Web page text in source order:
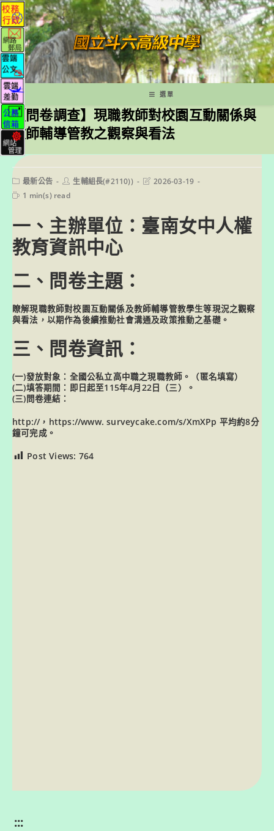
跳
轉
至
主
要
內
容
選單
【問卷調查】現職教師對校園互動關係與
教師輔導管教之觀察與看法
Post
category:
最新公告
Post生輔組長(#2110))
Post2026-03-19
Reading
1 min(s) read
一、主辦單位：臺南女中人權
教育資訊中心
二、問卷主題：
瞭解現職教師對校園互動關係及教師輔導管教學生等現況之觀察
與看法，以期作為後續推動社會溝通及政策推動之基礎。
三、問卷資訊：
(一)發放對象：全國公私立高中職之現職教師。（匿名填寫）
(二)填答期間：即日起至115年4月22日（三）。
(三)問卷連結：
http://，https://www. surveycake.com/s/XmXPp 平均約8分
鐘可完成。
Post Views: 764
:::